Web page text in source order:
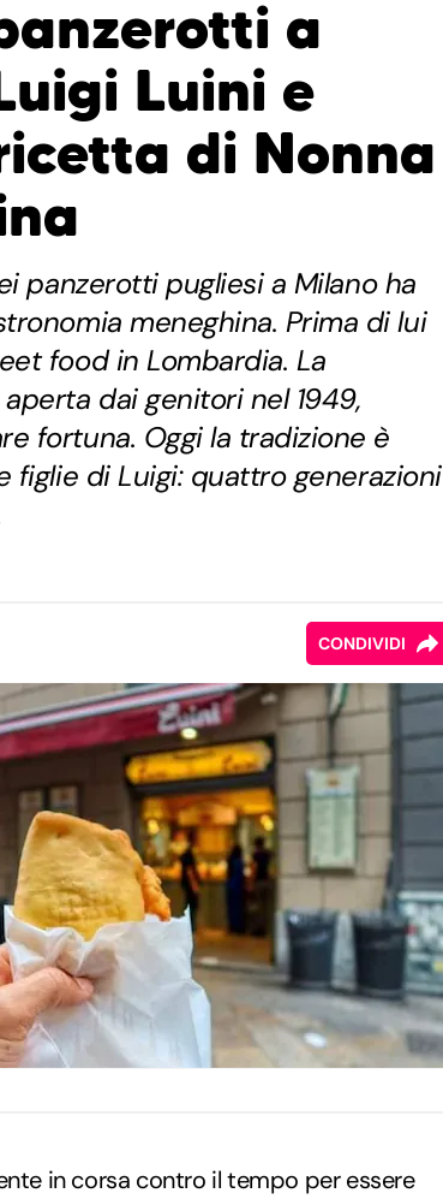
a
Luini e
di Nonna
panzerotti pugliesi a Milano ha
meneghina. Prima di lui
food in Lombardia. La
dai genitori nel 1949,
fortuna. Oggi la tradizione è
figlie di Luigi: quattro generazioni
CONDIVIDI
in corsa contro il tempo per essere